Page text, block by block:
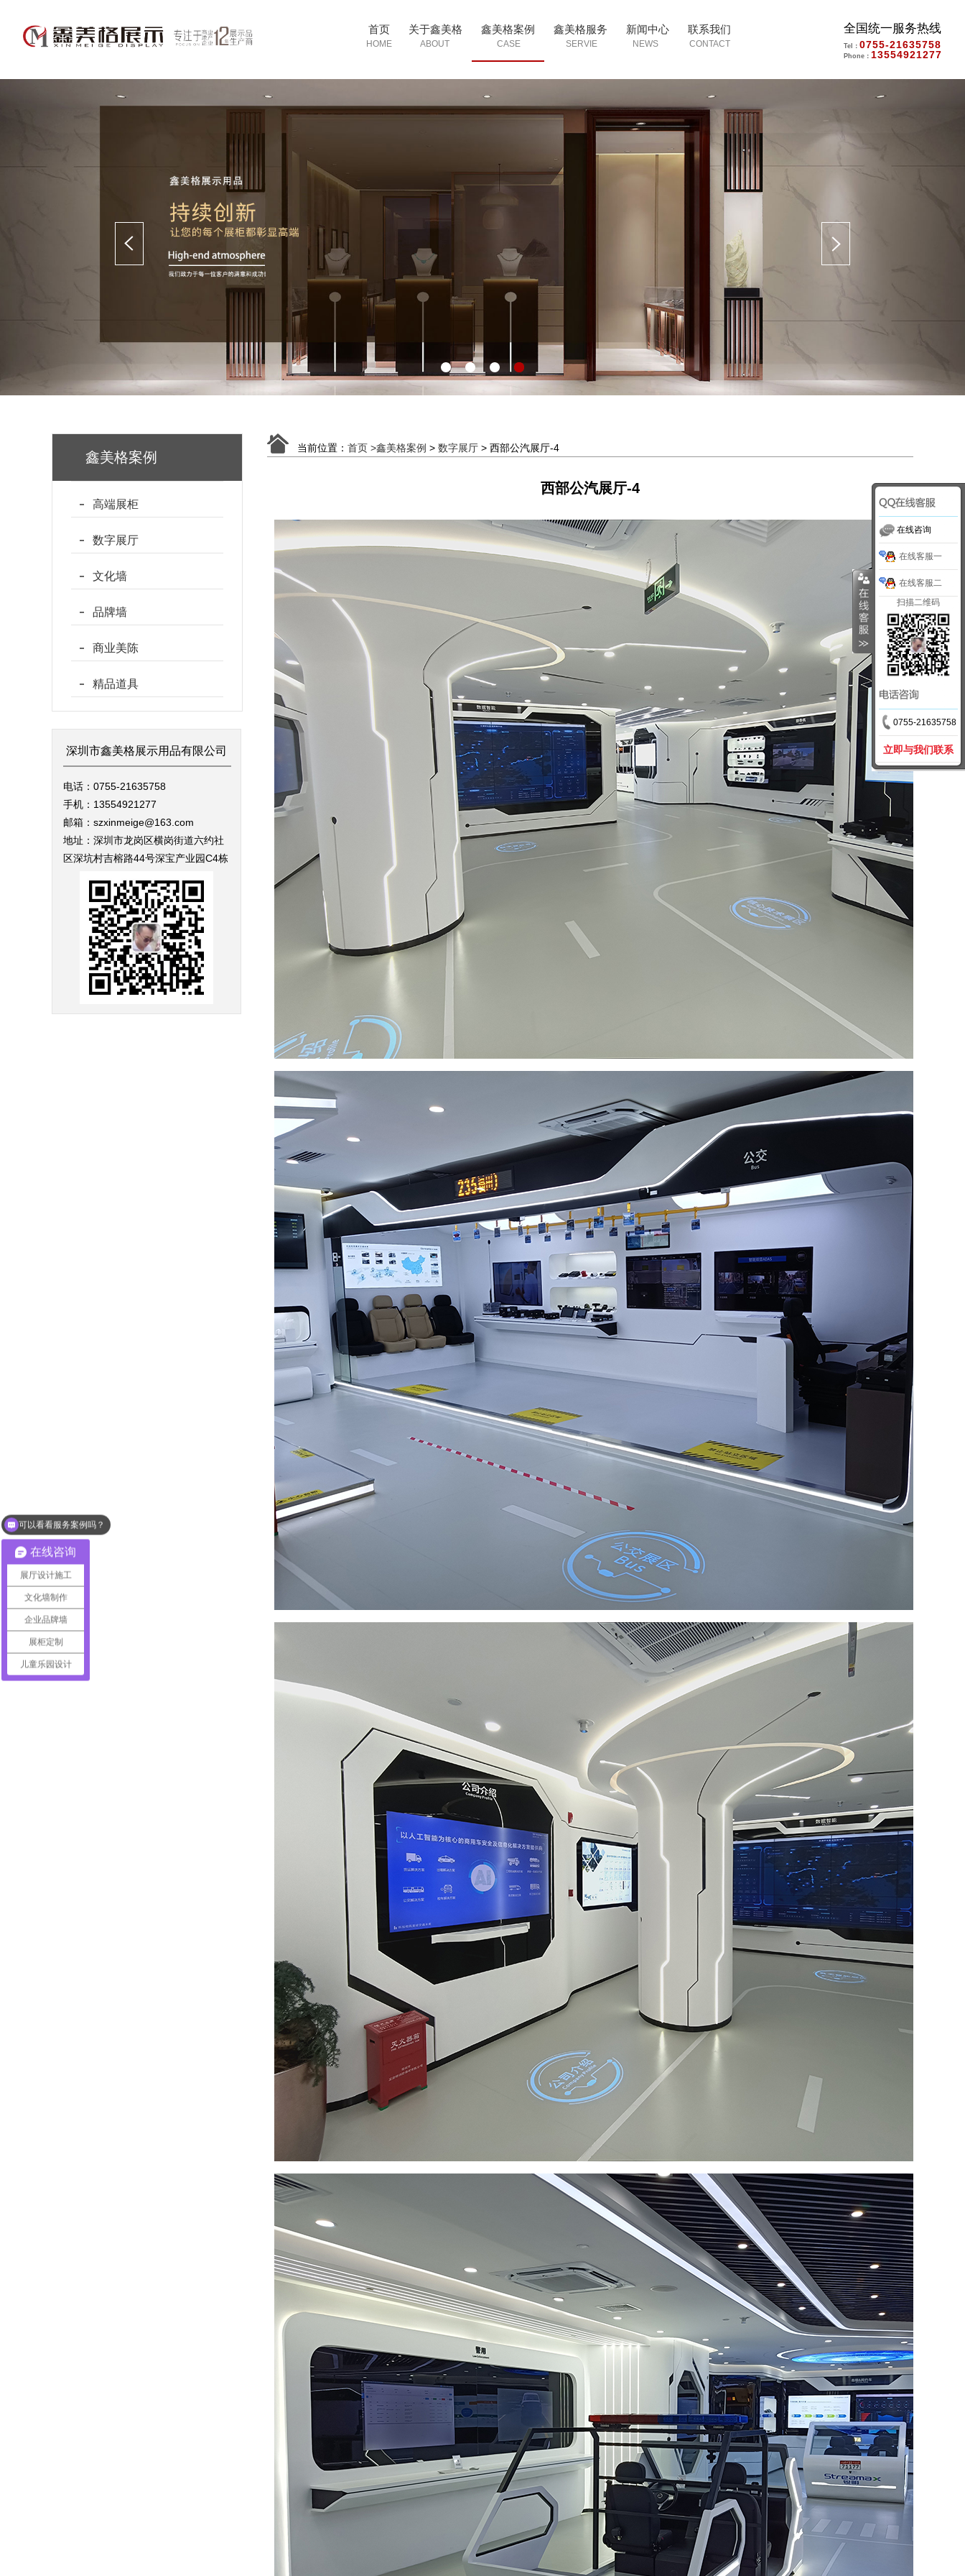
首页 关于鑫美格 鑫美格案例 鑫美格服务 新闻中心 联系我们 全国统一服务热线
Tel： 0755-21635758
Phone： 13554921277
鑫美格案例
高端展柜
数字展厅
文化墙
品牌墙
商业美陈
精品道具
深圳市鑫美格展示用品有限公司
电话：0755-21635758
手机：13554921277
邮箱：szxinmeige@163.com
地址：深圳市龙岗区横岗街道六约社
区深坑村吉榕路44号深宝产业园C4栋
当前位置： 首页 >鑫美格案例 > 数字展厅 > 西部公汽展厅-4
西部公汽展厅-4
在线咨询
在线客服一
在线客服二
扫描二维码
0755-21635758
立即与我们联系
在线咨询
展厅设计施工
文化墙制作
企业品牌墙
展柜定制
儿童乐园设计
展厅设计怎么收费？